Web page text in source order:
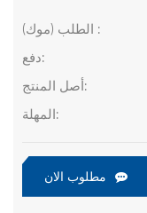
الطلب (موك) :
دفع:
أصل المنتج:
المهلة:
مطلوب الان